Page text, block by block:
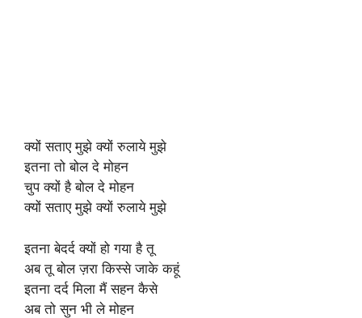
क्यों सताए मुझे क्यों रुलाये मुझे
इतना तो बोल दे मोहन
चुप क्यों है बोल दे मोहन
क्यों सताए मुझे क्यों रुलाये मुझे
इतना बेदर्द क्यों हो गया है तू
अब तू बोल ज़रा किस्से जाके कहूं
इतना दर्द मिला मैं सहन कैसे
अब तो सुन भी ले मोहन